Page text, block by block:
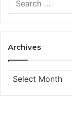
Archives
r
c